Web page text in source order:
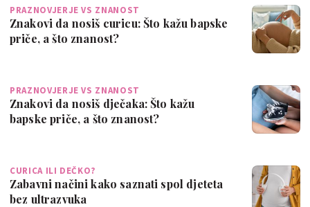
PRAZNOVJERJE VS ZNANOST
Znakovi da nosiš curicu: Što kažu bapske
priče, a što znanost?
PRAZNOVJERJE VS ZNANOST
Znakovi da nosiš dječaka: Što kažu
bapske priče, a što znanost?
CURICA ILI DEČKO?
Zabavni načini kako saznati spol djeteta
bez ultrazvuka